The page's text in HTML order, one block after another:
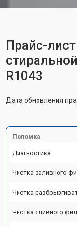
Прайс-
R1043
Дата обновления
Поломка
Диагностика
Чистка заливного
Чистка
Чистка сливного